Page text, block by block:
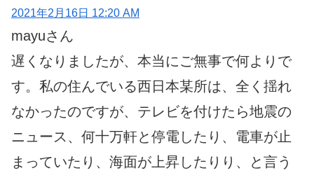
2021年2月16日 12:20 AM
mayuさん
遅くなりましたが、本当にご無事で何よりで
す。私の住んでいる西日本某所は、全く揺れ
なかったのですが、テレビを付けたら地震の
ニュース、何十万軒と停電したり、電車が止
まっていたり、海面が上昇したりり、と言う